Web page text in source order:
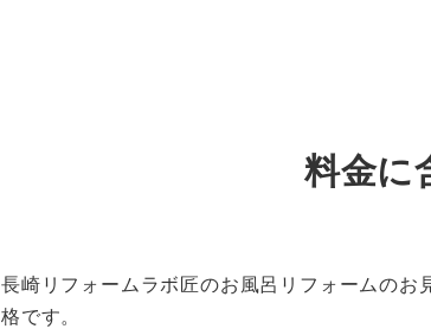
料金に
長崎リフォームラボ匠のお風呂リフォームの
格です。